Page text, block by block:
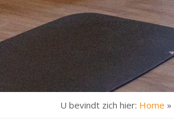
U bevindt zich hier: Home »